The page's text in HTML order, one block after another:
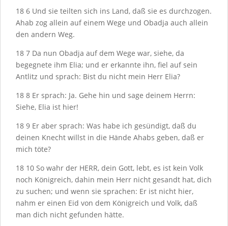
18 6 Und sie teilten sich ins Land, daß sie es durchzogen.
Ahab zog allein auf einem Wege und Obadja auch allein
den andern Weg.
18 7 Da nun Obadja auf dem Wege war, siehe, da
begegnete ihm Elia; und er erkannte ihn, fiel auf sein
Antlitz und sprach: Bist du nicht mein Herr Elia?
18 8 Er sprach: Ja. Gehe hin und sage deinem Herrn:
Siehe, Elia ist hier!
18 9 Er aber sprach: Was habe ich gesündigt, daß du
deinen Knecht willst in die Hände Ahabs geben, daß er
mich töte?
18 10 So wahr der HERR, dein Gott, lebt, es ist kein Volk
noch Königreich, dahin mein Herr nicht gesandt hat, dich
zu suchen; und wenn sie sprachen: Er ist nicht hier,
nahm er einen Eid von dem Königreich und Volk, daß
man dich nicht gefunden hätte.